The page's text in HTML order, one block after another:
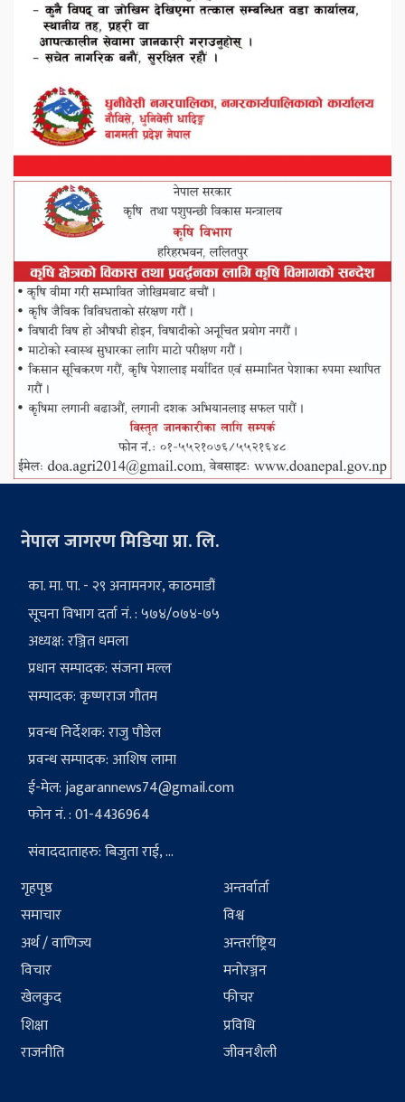
नेपाल जागरण मिडिया प्रा. लि.
का. मा. पा. - २९ अनामनगर, काठमाडौं
सूचना विभाग दर्ता नं. : ५७४/०७४-७५
अध्यक्ष: रञ्जित धमला
प्रधान सम्पादक: संजना मल्ल
सम्पादक: कृष्णराज गौतम
प्रवन्ध निर्देशक: राजु पौडेल
प्रवन्ध सम्पादक: आशिष लामा
ई-मेल:jagarannews74@gmail.com
फोन नं. : 01-4436964
संवाददाताहरु: बिजुता राई, ...
गृहपृष्ठ
समाचार
अर्थ / वाणिज्य
विचार
खेलकुद
शिक्षा
राजनीति
अन्तर्वार्ता
विश्व
अन्तर्राष्ट्रिय
मनोरञ्जन
फीचर
प्रविधि
जीवनशैली